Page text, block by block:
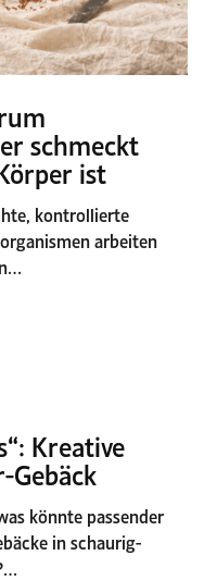
schmeckt
ist
kontrollierte
arbeiten
Kreative
Gebäck
könnte passender
in schaurig-